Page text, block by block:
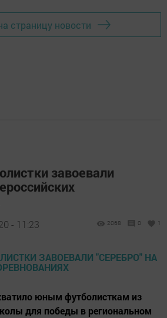
страницу новости
завоевали
- 11:23 2068 0 1
юным футболисткам из
для победы в региональном